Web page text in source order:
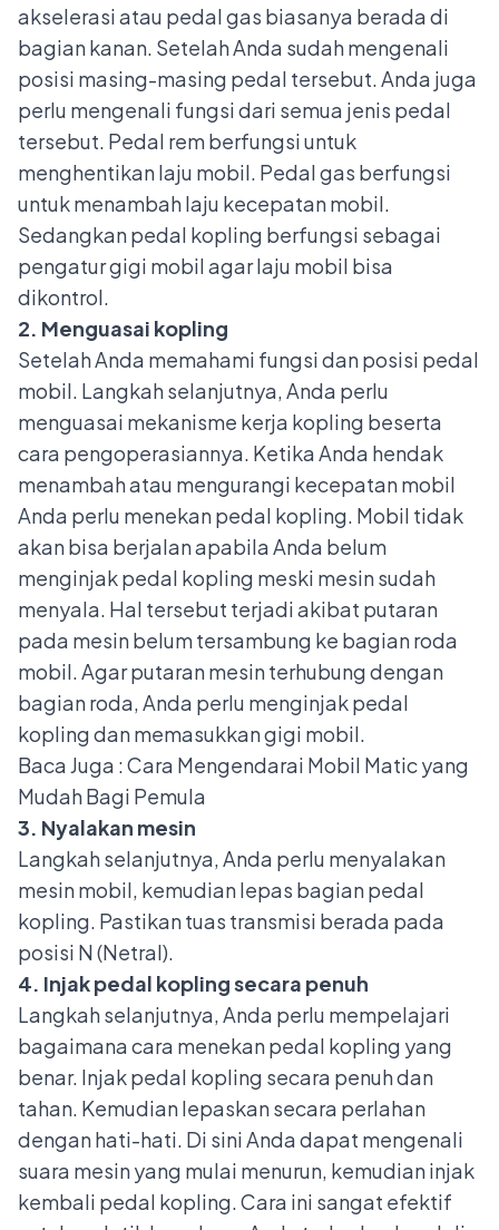
akselerasi atau pedal gas biasanya berada di
bagian kanan. Setelah Anda sudah mengenali
posisi masing-masing pedal tersebut. Anda juga
perlu mengenali fungsi dari semua jenis pedal
tersebut. Pedal rem berfungsi untuk
menghentikan laju mobil. Pedal gas berfungsi
untuk menambah laju kecepatan mobil.
Sedangkan pedal kopling berfungsi sebagai
pengatur gigi mobil agar laju mobil bisa
dikontrol.
2. Menguasai kopling
Setelah Anda memahami fungsi dan posisi pedal
mobil. Langkah selanjutnya, Anda perlu
menguasai mekanisme kerja kopling beserta
cara pengoperasiannya. Ketika Anda hendak
menambah atau mengurangi kecepatan mobil
Anda perlu menekan pedal kopling. Mobil tidak
akan bisa berjalan apabila Anda belum
menginjak pedal kopling meski mesin sudah
menyala. Hal tersebut terjadi akibat putaran
pada mesin belum tersambung ke bagian roda
mobil. Agar putaran mesin terhubung dengan
bagian roda, Anda perlu menginjak pedal
kopling dan memasukkan gigi mobil.
Baca Juga :Cara Mengendarai Mobil Matic yang
Mudah Bagi Pemula
3. Nyalakan mesin
Langkah selanjutnya, Anda perlu menyalakan
mesin mobil, kemudian lepas bagian pedal
kopling. Pastikantuas transmisi berada pada
posisi N (Netral).
4. Injak pedal kopling secara penuh
Langkah selanjutnya, Anda perlu mempelajari
bagaimana cara menekan pedal kopling yang
benar. Injak pedal kopling secara penuh dan
tahan. Kemudian lepaskan secara perlahan
dengan hati-hati. Di sini Anda dapat mengenali
suara mesin yang mulai menurun, kemudian injak
kembali pedal kopling. Cara ini sangat efektif